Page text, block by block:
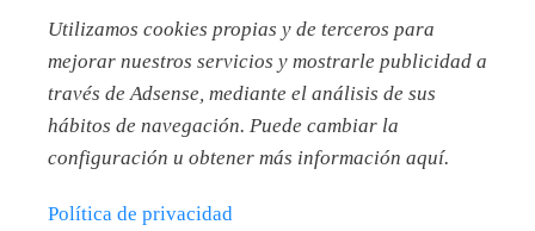
Utilizamos cookies propias y de terceros para
mejorar nuestros servicios y mostrarle publicidad a
través de Adsense, mediante el análisis de sus
hábitos de navegación. Puede cambiar la
configuración u obtener más información aquí.
Política de privacidad